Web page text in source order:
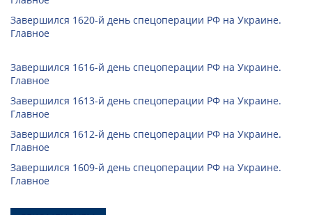
Завершился 1620-й день спецоперации РФ на Украине.
Главное
Завершился 1616-й день спецоперации РФ на Украине.
Главное
Завершился 1613-й день спецоперации РФ на Украине.
Главное
Завершился 1612-й день спецоперации РФ на Украине.
Главное
Завершился 1609-й день спецоперации РФ на Украине.
Главное